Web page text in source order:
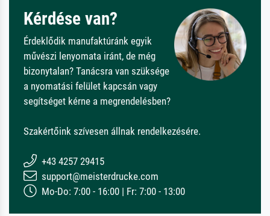
Kérdése van?
Érdeklődik manufaktúránk egyik
művészi lenyomata iránt, de még
bizonytalan? Tanácsra van szüksége
a nyomatási felület kapcsán vagy
segítséget kérne a megrendelésben?
Szakértőink szívesen állnak rendelkezésére.
+43 4257 29415
support@meisterdrucke.com
Mo-Do: 7:00 - 16:00 | Fr: 7:00 - 13:00